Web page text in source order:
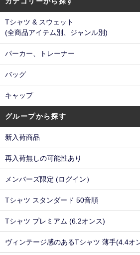
Tシャツ & スウェット
(全商品アイテム別、ジャンル別)
パーカー、トレーナー
バッグ
キャップ
グループから探す
新入荷商品
再入荷無しの可能性あり
メンバーズ限定 (ログイン）
Tシャツ スタンダード 50音順
Tシャツ プレミアム (6.2オンス)
ヴィンテージ感のあるTシャツ 薄手(4.4オ